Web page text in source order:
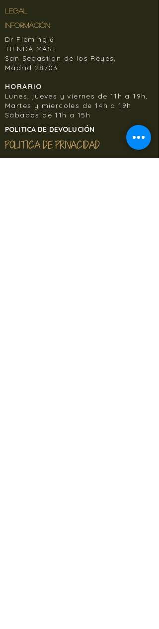
LEGAL
INFORMACIÓN
Dr Fleming 6
TIENDA MAS+
San Sebastian de los Reyes,
Madrid 28703
HORARIO
Lunes, jueves y viernes de 11h a 19h,
Martes y miercoles de 14h a 19h
Sábados de 11h a 15h
POLITICA DE DEVOLUCIÓN
POLITICA DE PRIVACIDAD
POLITICA DE COOKIES